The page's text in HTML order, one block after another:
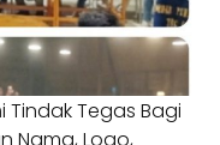
Tindak Tegas Bagi
Nama, Logo,